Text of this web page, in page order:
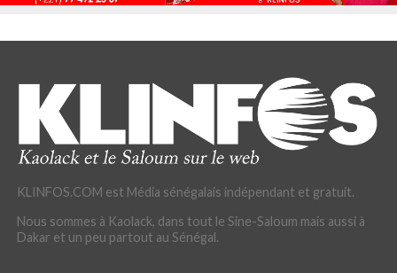
KLINFOS.COM est Média sénégalais indépendant et gratuit.
Nous sommes à Kaolack, dans tout le Sine-Saloum mais aussi à
Dakar et un peu partout au Sénégal.